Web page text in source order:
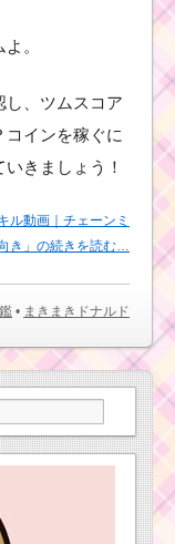
。
し、ツムスコア
インを稼ぐに
きましょう！
ル動画｜チェーンミ
き」の続きを読む…
• まきまきドナルド